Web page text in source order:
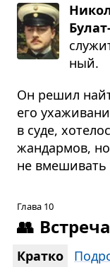
ный.
Он решил
его
в суде,
жандармов,
не вмешивать
Глава 10
👥
Кратко